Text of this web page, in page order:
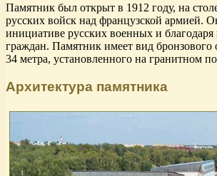
Памятник был открыт в 1912 году, на
русских войск над французской армией.
инициативе русских военных и
граждан. Памятник имеет вид бронзового
34 метра, установленного на гранитном
Архитектура памятника